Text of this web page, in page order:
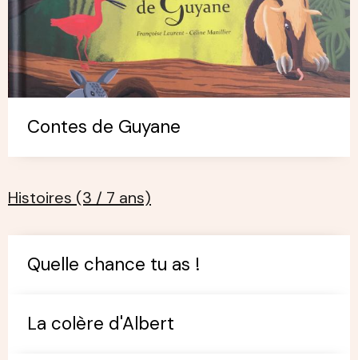
Contes de Guyane
Histoires (3 / 7 ans)
Quelle chance tu as !
La colère d'Albert